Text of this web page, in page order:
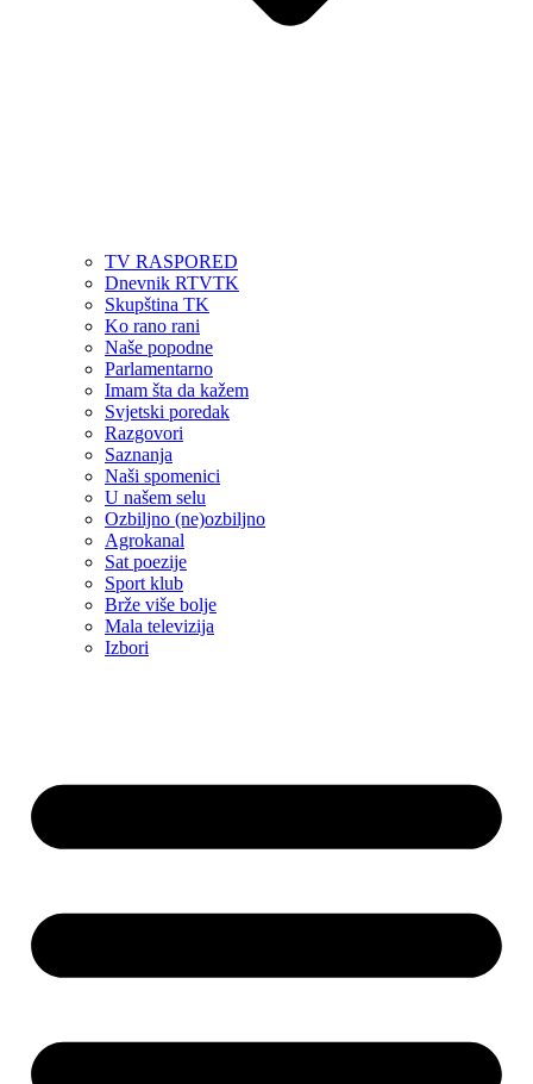
TV RASPORED
Dnevnik RTVTK
Skupština TK
Ko rano rani
Naše popodne
Parlamentarno
Imam šta da kažem
Svjetski poredak
Razgovori
Saznanja
Naši spomenici
U našem selu
Ozbiljno (ne)ozbiljno
Agrokanal
Sat poezije
Sport klub
Brže više bolje
Mala televizija
Izbori